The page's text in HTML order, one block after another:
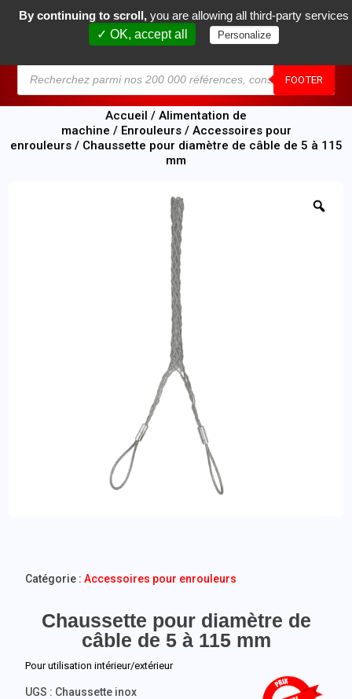
FOOTER
0
Accueil / Alimentation de
machine / Enrouleurs/ Accessoires pour
enrouleurs/ Chaussette pour diamètre de câble de 5 à 115
mm
Chaussette pour diamètre de
câble de 5 à 115 mm
Pour utilisation intérieur/extérieur
UGS : Chaussette inox
Catégorie :Accessoires pour enrouleurs
By continuing to scroll, you are allowing all third-party services
✓ OK, accept all
Personalize